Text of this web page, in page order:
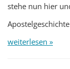
stehe nun hier
weiterlesen »